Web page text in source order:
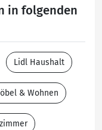
in folgenden
Lidl Haushalt
& Wohnen